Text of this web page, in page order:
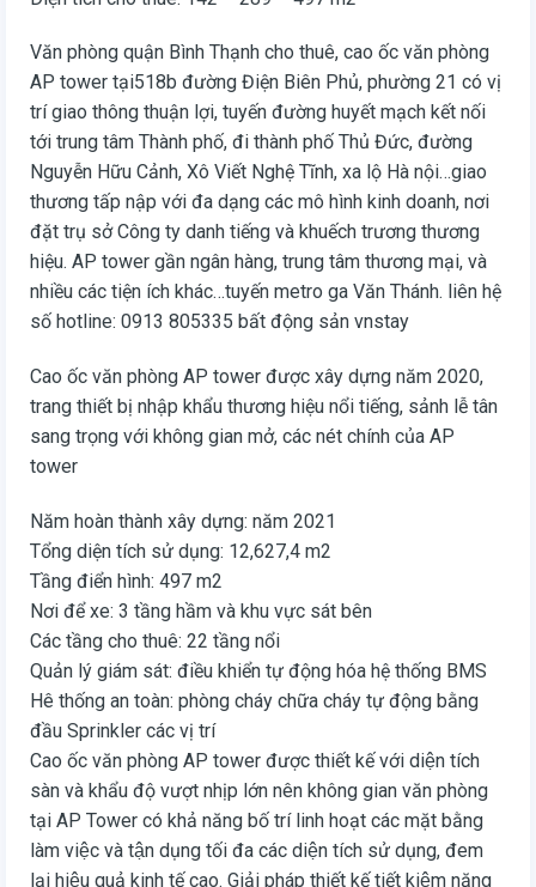
Văn phòng quận Bình Thạnh cho thuê, cao ốc văn phòng
AP tower tại518b đường Điện Biên Phủ, phường 21 có vị
trí giao thông thuận lợi, tuyến đường huyết mạch kết nối
tới trung tâm Thành phố, đi thành phố Thủ Đức, đường
Nguyễn Hữu Cảnh, Xô Viết Nghệ Tĩnh, xa lộ Hà nội…giao
thương tấp nập với đa dạng các mô hình kinh doanh, nơi
đặt trụ sở Công ty danh tiếng và khuếch trương thương
hiệu. AP tower gần ngân hàng, trung tâm thương mại, và
nhiều các tiện ích khác…tuyến metro ga Văn Thánh. liên hệ
số hotline: 0913 805335 bất động sản vnstay
Cao ốc văn phòng AP tower được xây dựng năm 2020,
trang thiết bị nhập khẩu thương hiệu nổi tiếng, sảnh lễ tân
sang trọng với không gian mở, các nét chính của AP
tower
Năm hoàn thành xây dựng: năm 2021
Tổng diện tích sử dụng: 12,627,4 m2
Tầng điển hình: 497 m2
Nơi để xe: 3 tầng hầm và khu vực sát bên
Các tầng cho thuê: 22 tầng nổi
Quản lý giám sát: điều khiển tự động hóa hệ thống BMS
Hê thống an toàn: phòng cháy chữa cháy tự động bằng
đầu Sprinkler các vị trí
Cao ốc văn phòng AP tower được thiết kế với diện tích
sàn và khẩu độ vượt nhịp lớn nên không gian văn phòng
tại AP Tower có khả năng bố trí linh hoạt các mặt bằng
làm việc và tận dụng tối đa các diện tích sử dụng, đem
lại hiệu quả kinh tế cao. Giải pháp thiết kế tiết kiệm năng